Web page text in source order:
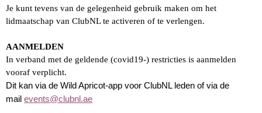
Je kunt tevens van de gelegenheid gebruik maken om het
lidmaatschap van ClubNL te activeren of te verlengen.
AANMELDEN
In verband met de geldende (covid19-) restricties is aanmelden
vooraf verplicht.
Dit kan via de Wild Apricot-app voor ClubNL leden of via de
mail events@clubnl.ae